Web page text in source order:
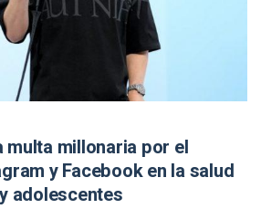
multa millonaria por el
y Facebook en la salud
adolescentes